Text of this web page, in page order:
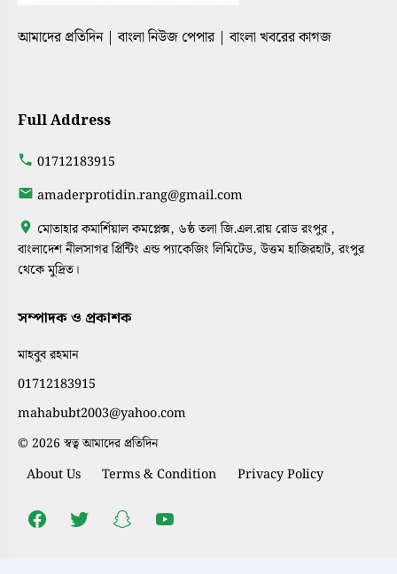
আমাদের প্রতিদিন | বাংলা নিউজ পেপার | বাংলা খবরের কাগজ
Full Address
01712183915
amaderprotidin.rang@gmail.com
মোতাহার কমার্শিয়াল কমপ্লেক্স, ৬ষ্ঠ তলা জি.এল.রায় রোড রংপুর ,
বাংলাদেশ নীলসাগর প্রিন্টিং এন্ড প্যাকেজিং লিমিটেড, উত্তম হাজিরহাট, রংপুর
থেকে মুদ্রিত।
সম্পাদক ও প্রকাশক
মাহবুব রহমান
01712183915
mahabubt2003@yahoo.com
© 2026 স্বত্ব আমাদের প্রতিদিন
About Us Terms & Condition Privacy Policy